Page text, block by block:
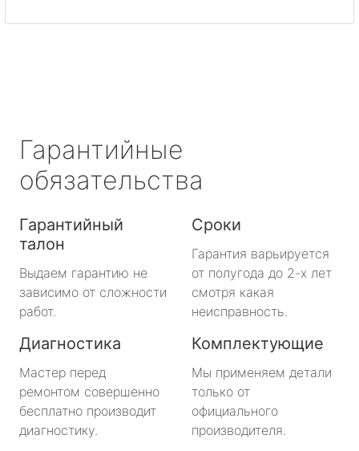
Гарантийные
обязательства
Гарантийный
талон
Выдаем гарантию не
зависимо от сложности
работ.
Сроки
Гарантия варьируется
от полугода до 2-х лет
смотря какая
неисправность.
Диагностика
Мастер перед
ремонтом совершенно
бесплатно производит
диагностику.
Комплектующие
Мы применяем детали
только от
официального
производителя.